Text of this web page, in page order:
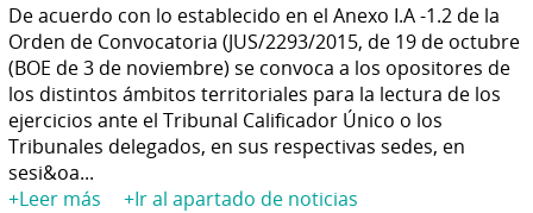
De acuerdo con lo establecido en el Anexo I.A -1.2 de la
Orden de Convocatoria (JUS/2293/2015, de 19 de octubre
(BOE de 3 de noviembre) se convoca a los opositores de
los distintos ámbitos territoriales para la lectura de los
ejercicios ante el Tribunal Calificador Único o los
Tribunales delegados, en sus respectivas sedes, en
sesi&oa...
+Leer más
+Ir al apartado de noticias